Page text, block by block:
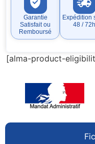
Garantie
Satisfait ou
Remboursé
Expédition
48 / 72h
[alma-product-